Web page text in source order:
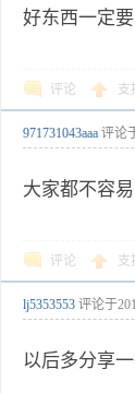
好东西一定要
评论 支
971731043aaa 评论
大家都不容易
评论 支
lj5353553 评论于
以后多分享